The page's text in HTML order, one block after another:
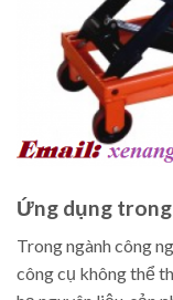
Ứng dụng
Trong ngành công
công cụ không thể